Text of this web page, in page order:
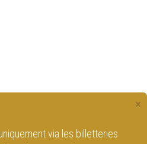
×
via les billetteries